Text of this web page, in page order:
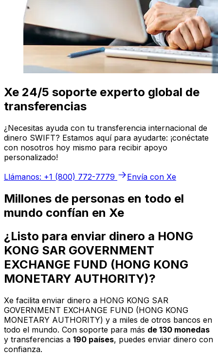
Xe 24/5 soporte experto global de
transferencias
¿Necesitas ayuda con tu transferencia internacional de
dinero SWIFT? Estamos aquí para ayudarte: ¡conéctate
con nosotros hoy mismo para recibir apoyo
personalizado!
Llámanos: +1 (800) 772-7779
Envía con Xe
Millones de personas en todo el
mundo confían en Xe
¿Listo para enviar dinero a HONG
KONG SAR GOVERNMENT
EXCHANGE FUND (HONG KONG
MONETARY AUTHORITY)?
Xe facilita enviar dinero a HONG KONG SAR
GOVERNMENT EXCHANGE FUND (HONG KONG
MONETARY AUTHORITY) y a miles de otros bancos en
todo el mundo. Con soporte para más de 130 monedas
y transferencias a 190 países, puedes enviar dinero con
confianza.